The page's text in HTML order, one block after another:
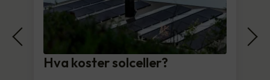
Hva koster solceller?